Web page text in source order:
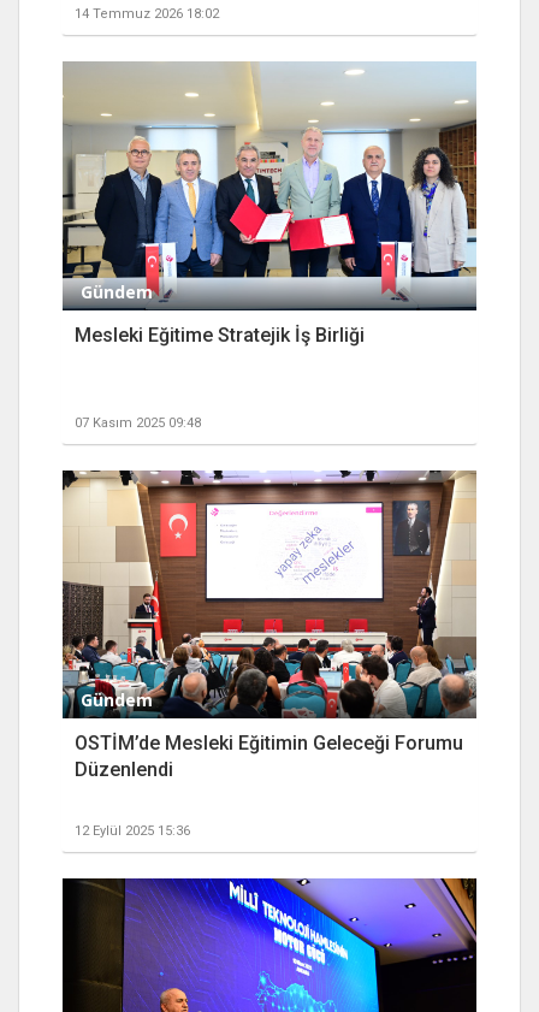
14 Temmuz 2026 18:02
Gündem
Mesleki Eğitime Stratejik İş Birliği
07 Kasım 2025 09:48
Gündem
OSTİM’de Mesleki Eğitimin Geleceği Forumu
Düzenlendi
12 Eylül 2025 15:36